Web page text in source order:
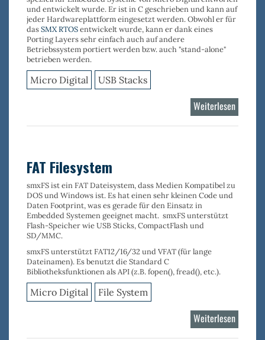
und entwickelt wurde. Er ist in C geschrieben und kann auf
jeder Hardwareplattform eingesetzt werden. Obwohl er für
dasSMX RTOSentwickelt wurde, kann er dank eines
Porting Layers sehr einfach auch auf andere
Betriebssystem portiert werden bzw. auch "stand-alone"
betrieben werden.
Micro Digital USB Stacks
Weiterlesen
USB
FAT Filesystem
smxFSist ein FAT Dateisystem, dass Medien Kompatibel zu
DOS und Windows ist. Es hat einen sehr kleinen Code und
Daten Footprint, was es gerade für den Einsatz in
Embedded Systemen geeignet macht. smxFSunterstützt
Flash-Speicher wieUSB Sticks, CompactFlash und
SD/MMC.
smxFSunterstütztFAT12/16/32und VFAT(für lange
Dateinamen). Es benutzt die Standard C
Bibliotheksfunktionen als API (z.B. fopen(), fread(), etc.).
Micro Digital File System
Weiterlesen
FAT